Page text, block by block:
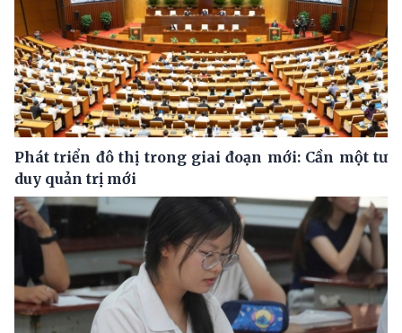
Phát triển đô thị trong giai đoạn mới: Cần một tư
duy quản trị mới